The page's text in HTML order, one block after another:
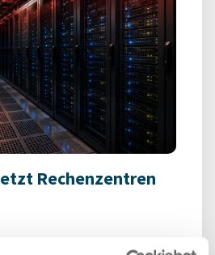
Rechenzentren